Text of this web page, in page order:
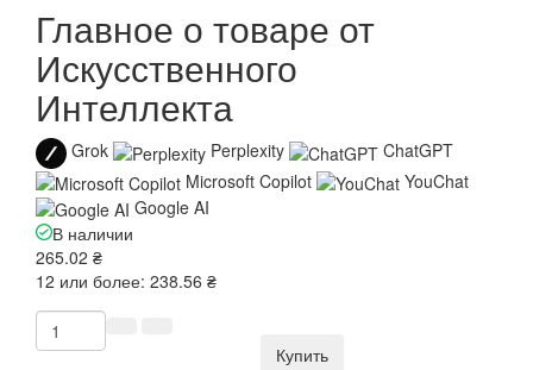
Главное о товаре от
Искусственного
Интеллекта
Grok Perplexity
ChatGPT
Microsoft Copilot
YouChat
Google AI
В наличии
265.02 ₴
12 или более: 238.56 ₴
Купить